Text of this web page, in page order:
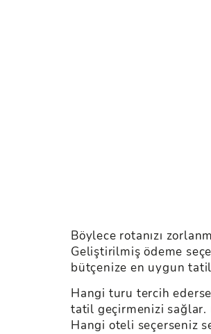
Böylece rotanızı
Geliştirilmiş ödeme
bütçenize en uygun
Hangi turu tercih
tatil geçirmenizi sağlar.
Hangi oteli seçerseniz